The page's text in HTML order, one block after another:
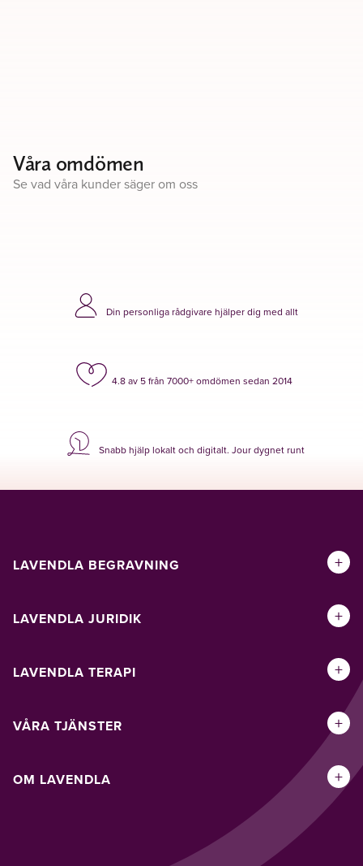
Våra omdömen
Se vad våra kunder säger om oss
Din personliga rådgivare hjälper dig med allt
4.8 av 5 från 7000+ omdömen sedan 2014
Snabb hjälp lokalt och digitalt. Jour dygnet runt
LAVENDLA BEGRAVNING +
LAVENDLA JURIDIK +
LAVENDLA TERAPI +
VÅRA TJÄNSTER +
OM LAVENDLA +